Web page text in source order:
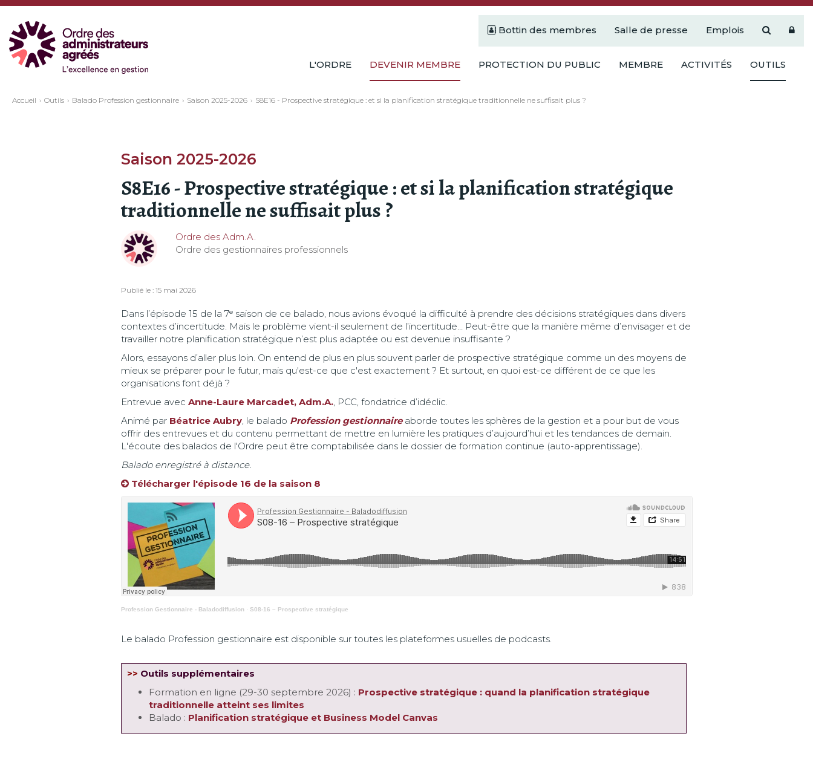
Bottin des membres Salle de presse Emplois
L'ORDRE DEVENIR MEMBRE PROTECTION DU PUBLIC MEMBRE ACTIVITÉS OUTILS
Accueil Outils Balado Profession gestionnaire Saison 2025-2026 S8E16 - Prospective stratégique : et si la planification stratégique traditionnelle ne suffisait plus ?
Saison 2025-2026
S8E16 - Prospective stratégique : et si la planification stratégique
traditionnelle ne suffisait plus ?
Ordre des Adm.A.
Ordre des gestionnaires professionnels
Publié le : 15 mai 2026
Dans l’épisode 15 de la 7ᵉ saison de ce balado, nous avions évoqué la difficulté à prendre des décisions stratégiques dans divers
contextes d’incertitude. Mais le problème vient-il seulement de l’incertitude… Peut-être que la manière même d’envisager et de
travailler notre planification stratégique n’est plus adaptée ou est devenue insuffisante ?
Alors, essayons d’aller plus loin. On entend de plus en plus souvent parler de prospective stratégique comme un des moyens de
mieux se préparer pour le futur, mais qu'est-ce que c'est exactement ? Et surtout, en quoi est-ce différent de ce que les
organisations font déjà ?
Entrevue avec Anne-Laure Marcadet, Adm.A., PCC, fondatrice d’idéclic.
Animé par Béatrice Aubry, le balado Profession gestionnaireaborde toutes les sphères de la gestion et a pour but de vous
offrir des entrevues et du contenu permettant de mettre en lumière les pratiques d’aujourd’hui et les tendances de demain.
L'écoute des balados de l'Ordre peut être comptabilisée dans le dossier de formation continue (auto-apprentissage).
Balado enregistré à distance.
Télécharger l'épisode 16 de la saison 8
Profession Gestionnaire - Baladodiffusion· S08-16 – Prospective stratégique
Le balado Profession gestionnaire est disponible sur toutes les plateformes usuelles de podcasts.
>> Outils supplémentaires
Formation en ligne (29-30 septembre 2026) : Prospective stratégique : quand la planification stratégique
traditionnelle atteint ses limites
Balado : Planification stratégique et Business Model Canvas